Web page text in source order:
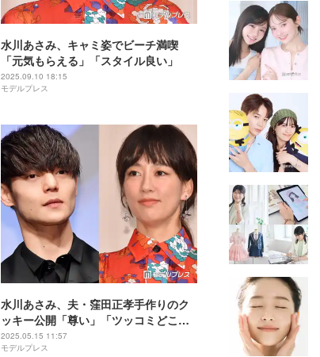
水川あさみ、キャミ姿でビーチ満喫
「元気もらえる」「スタイル良い」
2025.09.10 18:15
モデルプレス
水川あさみ、夫・窪田正孝手作りのク
ッキー公開「尊い」「ツッコミどころ
満載」の声
2025.05.15 11:57
モデルプレス